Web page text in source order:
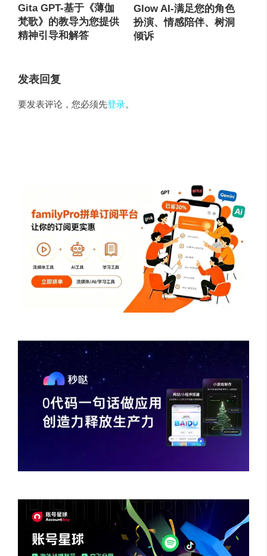
Gita GPT-基于《薄伽
梵歌》的教导为您提供
精神引导和解答
Glow AI-满足您的角色
扮演、情感陪伴、树洞
倾诉
发表回复
要发表评论，您必须先登录。